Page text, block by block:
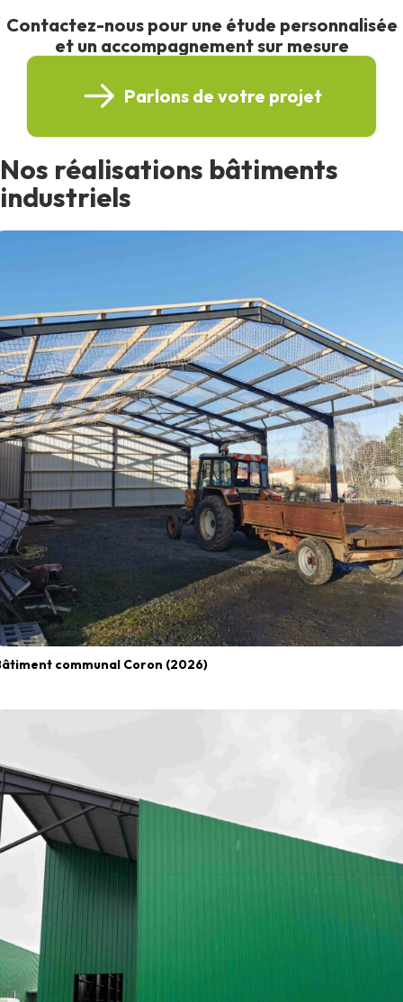
Contactez-nous pour une étude personnalisée
et un accompagnement sur mesure
Parlons de votre projet
Nos réalisations bâtiments
industriels
communal Coron (2026)